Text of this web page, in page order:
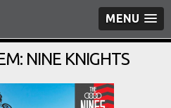
MENU
NINE KNIGHTS